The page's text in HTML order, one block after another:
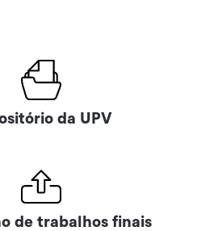
da UPV
de trabalhos finais